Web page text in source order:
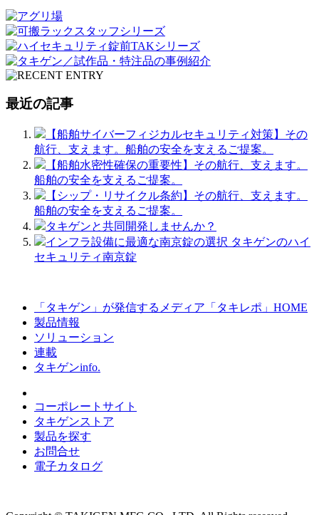
最近の記事
【船舶サイバーフィジカルセキュリティ対策】その
航行、支えます。船舶の安全を支えるご提案。
【船舶水密性確保の重要性】その航行、支えます。
船舶の安全を支えるご提案。
【シップ・リサイクル条約】その航行、支えます。
船舶の安全を支えるご提案。
タキゲンと共同開発しませんか？
インフラ設備に最適な南京錠の選択 タキゲンのハイ
セキュリティ南京錠
「タキゲン」が発信するメディア「タキレポ」HOME
製品情報
ソリューション
連載
タキゲンinfo.
コーポレートサイト
タキゲンストア
製品を探す
お問合せ
電子カタログ